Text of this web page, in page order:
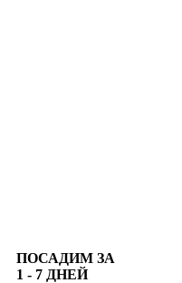
ПОСАДИМ ЗА
1 - 7 ДНЕЙ